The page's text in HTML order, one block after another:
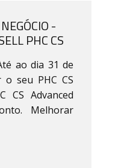
-
PHC CS
ao dia 31 de
seu PHC CS
CS Advanced
Melhorar